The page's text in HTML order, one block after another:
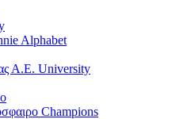
Alphabet
Α.Ε. University
Champions